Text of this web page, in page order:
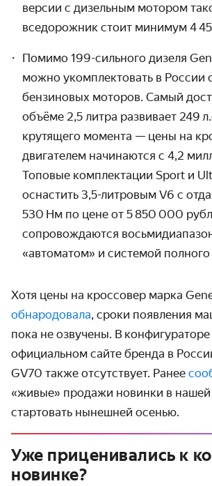
версии с дизельным мотором
вседорожник стоит минимум 4
Помимо 199-сильного дизеля
можно укомплектовать в России
бензиновых моторов. Самый
объёме 2,5 литра развивает 249
крутящего момента — цены на
двигателем начинаются с 4,2
Топовые комплектации Sport и
оснастить 3,5-литровым V6 с
530 Нм по цене от 5 850 000
сопровождаются
«автоматом» и системой
Хотя цены на кроссовер марка
обнародовала, сроки появления
пока не озвучены. В кон­фигураторе
официальном сайте бренда в
GV70 также отсут­ствует. Ранее
«живые» продажи новинки в нашей
стартовать нынешней осенью.
Уже приценивались к
новинке?